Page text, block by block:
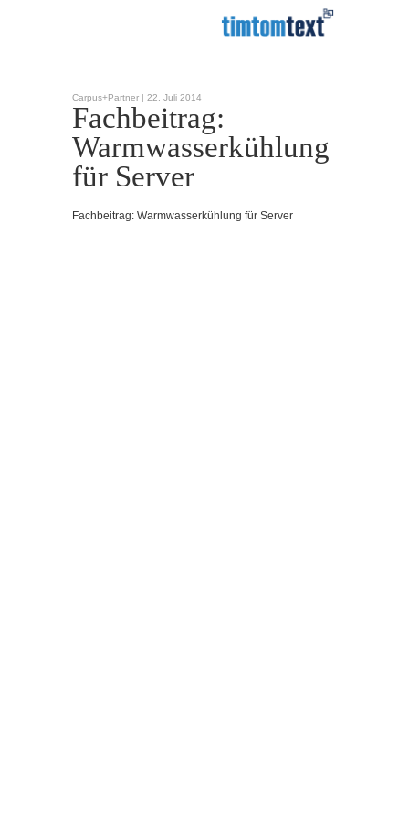
Carpus+Partner | 22. Juli 2014
Fachbeitrag:
Warmwasserkühlung
für Server
Fachbeitrag: Warmwasserkühlung für Server